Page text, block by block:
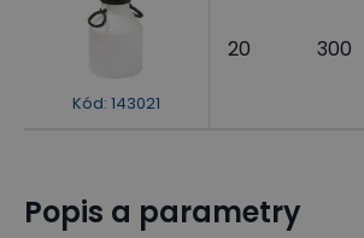
Kód: 143021
20 300
Popis a parametry